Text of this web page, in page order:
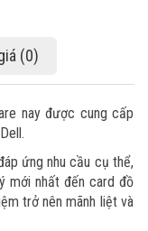
(0)
nay được cung cấp
ứng nhu cầu cụ thể,
mới nhất đến card đồ
trở nên mãnh liệt và